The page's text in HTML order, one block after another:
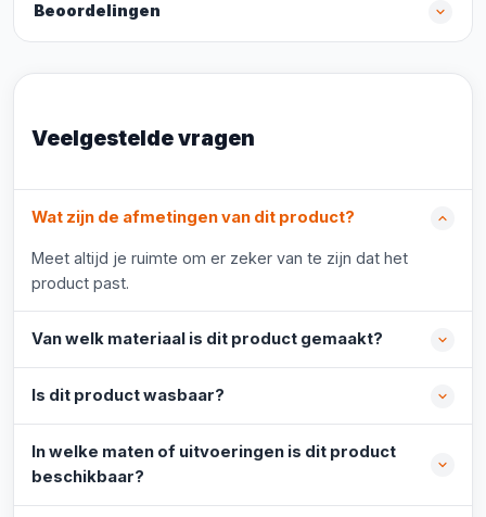
Beoordelingen
Veelgestelde vragen
Wat zijn de afmetingen van dit product?
Meet altijd je ruimte om er zeker van te zijn dat het
product past.
Van welk materiaal is dit product gemaakt?
Is dit product wasbaar?
In welke maten of uitvoeringen is dit product
beschikbaar?